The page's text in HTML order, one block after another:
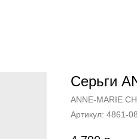
Серьги
ANNE-MARIE
Артикул: 4861-08